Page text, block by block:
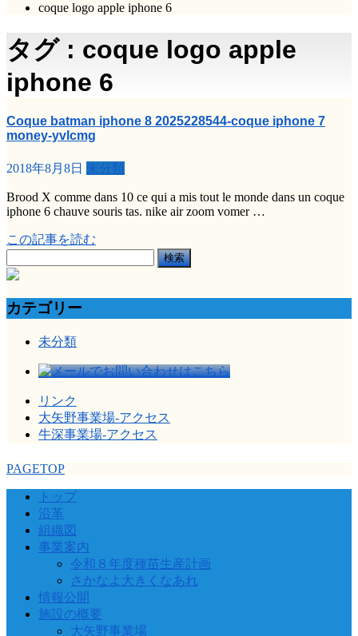
coque logo apple iphone 6
タグ : coque logo apple
iphone 6
Coque batman iphone 8 2025228544-coque iphone 7
money-yvlcmg
2018年8月8日 未分類
Brood X comme dans 10 ce qui a mis tout le monde dans un coque
iphone 6 chauve souris tas. nike air zoom vomer …
この記事を読む
索:
カテゴリー
未分類
リンク
大矢野事業場-アクセス
牛深事業場-アクセス
PAGETOP
トップ
沿革
組織図
事業案内
令和８年度種苗生産計画
さかなよ大きくなあれ
情報公開
施設の概要
大矢野事業場